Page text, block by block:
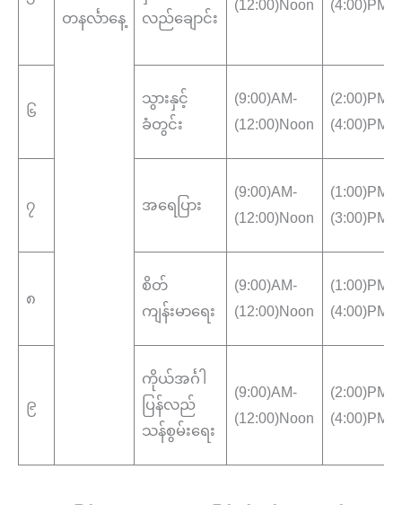
တနင်္လာနေ့ လည်ချောင်း
(12:00)Noon (4:00)PM
၆
သွားနှင့်
ခံတွင်း
(9:00)AM-
(12:00)Noon
(2:00)PM-
(4:00)PM
၇ အရေပြား
(9:00)AM-
(12:00)Noon
(1:00)PM-
(3:00)PM
၈
စိတ်
ကျန်းမာရေး
(9:00)AM-
(12:00)Noon
(1:00)PM-
(4:00)PM
၉
ကိုယ်အင်္ဂါ
ပြန်လည်
သန်စွမ်းရေး
(9:00)AM-
(12:00)Noon
(2:00)PM-
(4:00)PM